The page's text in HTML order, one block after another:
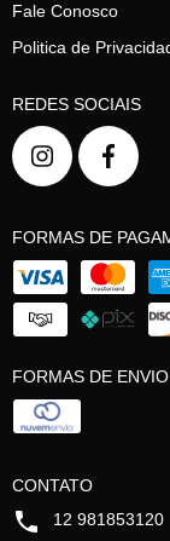
Fale Conosco
Politica de
REDES SOCIAIS
FORMAS DE
FORMAS DE ENVIO
CONTATO
12 981853120